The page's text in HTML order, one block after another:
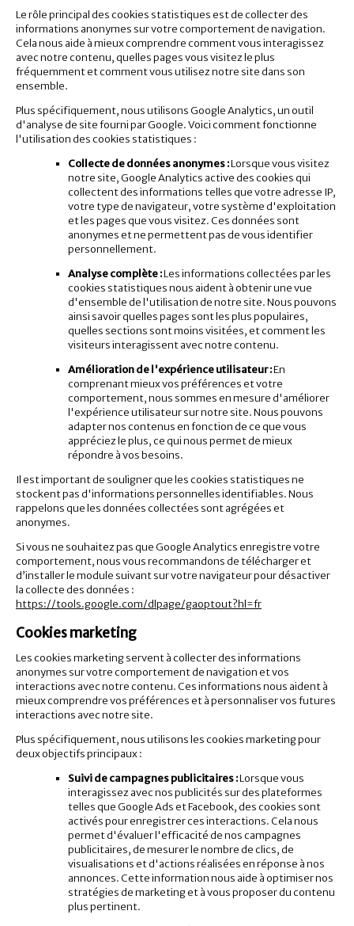
Le rôle principal des cookies statistiques est de collecter des
informations anonymes sur votre comportement de navigation.
Cela nous aide à mieux comprendre comment vous interagissez
avec notre contenu, quelles pages vous visitez le plus
fréquemment et comment vous utilisez notre site dans son
ensemble.
Plus spécifiquement, nous utilisons Google Analytics, un outil
d'analyse de site fourni par Google. Voici comment fonctionne
l'utilisation des cookies statistiques :
Collecte de données anonymes :Lorsque vous visitez
notre site, Google Analytics active des cookies qui
collectent des informations telles que votre adresse IP,
votre type de navigateur, votre système d'exploitation
et les pages que vous visitez. Ces données sont
anonymes et ne permettent pas de vous identifier
personnellement.
Analyse complète :Les informations collectées par les
cookies statistiques nous aident à obtenir une vue
d'ensemble de l'utilisation de notre site. Nous pouvons
ainsi savoir quelles pages sont les plus populaires,
quelles sections sont moins visitées, et comment les
visiteurs interagissent avec notre contenu.
Amélioration de l'expérience utilisateur :En
comprenant mieux vos préférences et votre
comportement, nous sommes en mesure d'améliorer
l'expérience utilisateur sur notre site. Nous pouvons
adapter nos contenus en fonction de ce que vous
appréciez le plus, ce qui nous permet de mieux
répondre à vos besoins.
Il est important de souligner que les cookies statistiques ne
stockent pas d'informations personnelles identifiables. Nous
rappelons que les données collectées sont agrégées et
anonymes.
Si vous ne souhaitez pas que Google Analytics enregistre votre
comportement, nous vous recommandons de télécharger et
d’installer le module suivant sur votre navigateur pour désactiver
la collecte des données :
https://tools.google.com/dlpage/gaoptout?hl=fr
Cookies marketing
Les cookies marketing servent à collecter des informations
anonymes sur votre comportement de navigation et vos
interactions avec notre contenu. Ces informations nous aident à
mieux comprendre vos préférences et à personnaliser vos futures
interactions avec notre site.
Plus spécifiquement, nous utilisons les cookies marketing pour
deux objectifs principaux :
Suivi de campagnes publicitaires :Lorsque vous
interagissez avec nos publicités sur des plateformes
telles que Google Ads et Facebook, des cookies sont
activés pour enregistrer ces interactions. Cela nous
permet d'évaluer l'efficacité de nos campagnes
publicitaires, de mesurer le nombre de clics, de
visualisations et d'actions réalisées en réponse à nos
annonces. Cette information nous aide à optimiser nos
stratégies de marketing et à vous proposer du contenu
plus pertinent.